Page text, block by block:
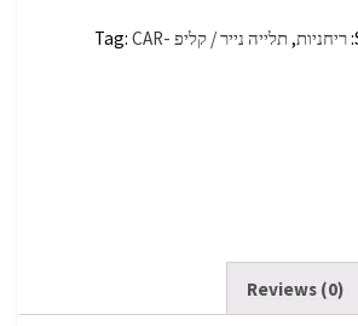
ריחניות, תלייה נייר / קליפ Tag: CAR-
Reviews (0)